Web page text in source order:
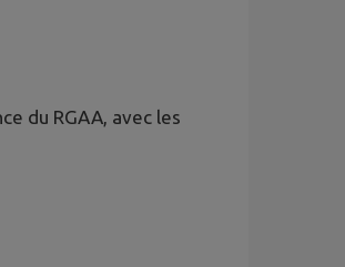
du RGAA, avec les